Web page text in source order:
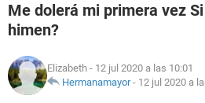
FAMILIA
NUTRICIÓN
Me dolerá mi primera vez
himen?
Elizabeth - 12 jul 2020 a las 10:01
Hermanamayor- 12 jul 2020 a